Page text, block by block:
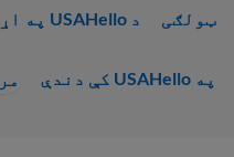
ټولګی د USAHello په اړه
په USAHello کې دندې